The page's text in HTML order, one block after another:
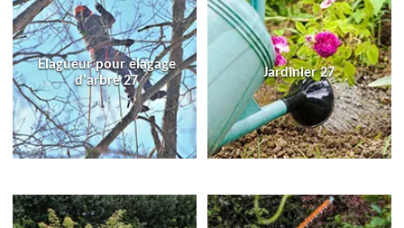
Elagueur pour élagage
d'arbre 27
Jardinier 27